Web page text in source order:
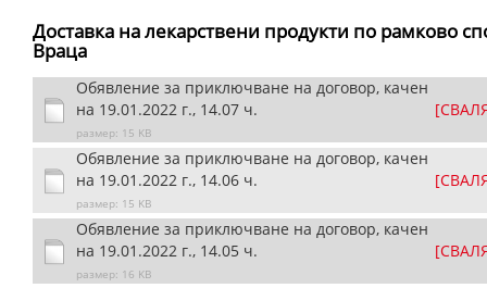
Доставка на лекарствени продукти по рамково
Враца
Обявление за приключване на договор, качен
на 19.01.2022 г., 14.07 ч.
размер: 15 KB
Обявление за приключване на договор, качен
на 19.01.2022 г., 14.06 ч.
размер: 15 KB
Обявление за приключване на договор, качен
на 19.01.2022 г., 14.05 ч.
размер: 16 KB